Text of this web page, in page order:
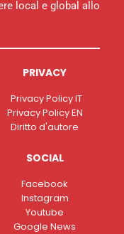
local e global allo
PRIVACY
Privacy Policy IT
Privacy Policy EN
Diritto d'autore
SOCIAL
Facebook
Instagram
Youtube
Google News